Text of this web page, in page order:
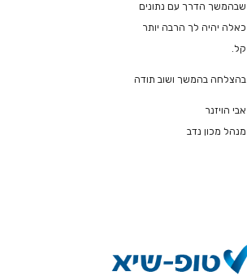
שבהמשך הדרך עם נתונים
כאלה יהיה לך הרבה יותר
קל.
בהצלחה בהמשך ושוב תודה
אבי הויזנר
מנהל מכון נדב